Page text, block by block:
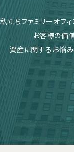
私たちファミリーオフ
お客様の価
資産に関するお悩